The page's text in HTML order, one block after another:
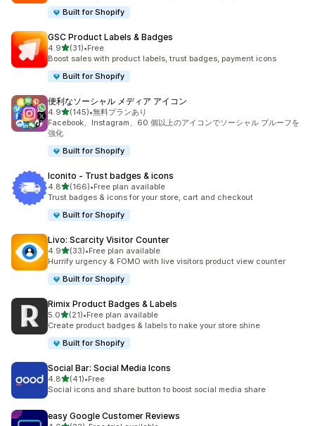
Built for Shopify
GSC Product Labels & Badges
4.95つ星中
(31)
合計レビュー数：31件
•Free
Boost sales with product labels, trust badges, payment icons
Built for Shopify
便利なソーシャル メディア アイコン
4.95つ星中
(145)
合計レビュー数：145件
•無料プランあり
Facebook、Instagram、60 個以上のアイコンでソーシャル プルーフを
強化
Built for Shopify
Iconito ‑ Trust badges & icons
4.85つ星中
(166)
合計レビュー数：166件
•Free plan available
Trust badges & icons for your store, cart and checkout
Built for Shopify
Livo: Scarcity Visitor Counter
4.95つ星中
(33)
合計レビュー数：33件
•Free plan available
Hurrify urgency & FOMO with live visitors product view counter
Built for Shopify
Rimix Product Badges & Labels
5.05つ星中
(21)
合計レビュー数：21件
•Free plan available
Create product badges & labels to nake your store shine
Built for Shopify
Social Bar: Social Media Icons
4.85つ星中
(41)
合計レビュー数：41件
•Free
Social icons and share button to boost social media share
easy Google Customer Reviews